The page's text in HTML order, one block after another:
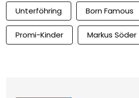
Unterföhring Born Famous
Promi-Kinder Markus Söder